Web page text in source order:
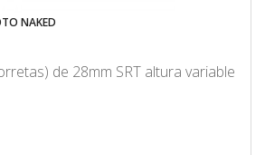
NAKED
de 28mm SRT altura variable